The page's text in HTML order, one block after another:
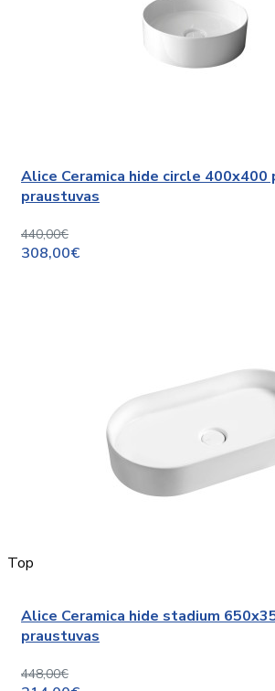
Alice Ceramica hide circle
praustuvas
440,00€
308,00€
Top
Alice Ceramica hide stadium
praustuvas
448,00€